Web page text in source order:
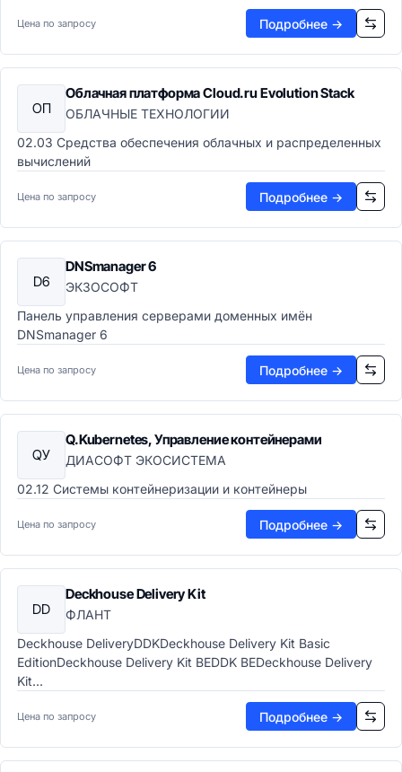
Цена по запросу Подробнее →
ОП
Облачная платформа Cloud.ru Evolution Stack
ОБЛАЧНЫЕ ТЕХНОЛОГИИ
02.03 Средства обеспечения облачных и распределенных
вычислений
Цена по запросу Подробнее →
D6
DNSmanager 6
ЭКЗОСОФТ
Панель управления серверами доменных имён
DNSmanager 6
Цена по запросу Подробнее →
QУ
Q.Kubernetes, Управление контейнерами
ДИАСОФТ ЭКОСИСТЕМА
02.12 Системы контейнеризации и контейнеры
Цена по запросу Подробнее →
DD
Deckhouse Delivery Kit
ФЛАНТ
Deckhouse DeliveryDDKDeckhouse Delivery Kit Basic
EditionDeckhouse Delivery Kit BEDDK BEDeckhouse Delivery
Kit...
Цена по запросу Подробнее →